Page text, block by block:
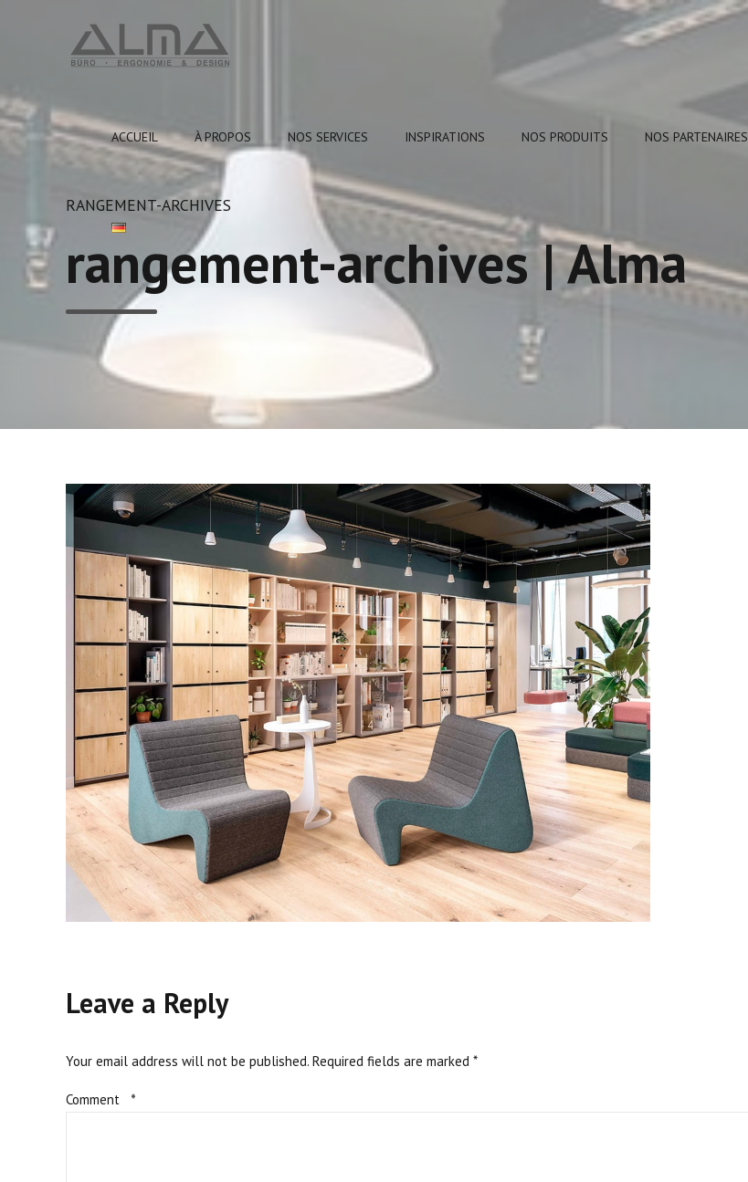
ACCUEIL À PROPOS NOS SERVICES INSPIRATIONS NOS PRODUITS NOS PARTENAIRES
RANGEMENT-ARCHIVES
rangement-archives | Alma
Leave a Reply
Your email address will not be published. Required fields are marked *
Comment *